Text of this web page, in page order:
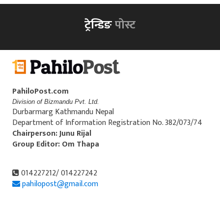
ट्रेन्डिङपोस्ट
PahiloPost.com
Division of Bizmandu Pvt. Ltd.
Durbarmarg Kathmandu Nepal
Department of Information Registration No. 382/073/74
Chairperson: Junu Rijal
Group Editor: Om Thapa
014227212/ 014227242
pahilopost@gmail.com